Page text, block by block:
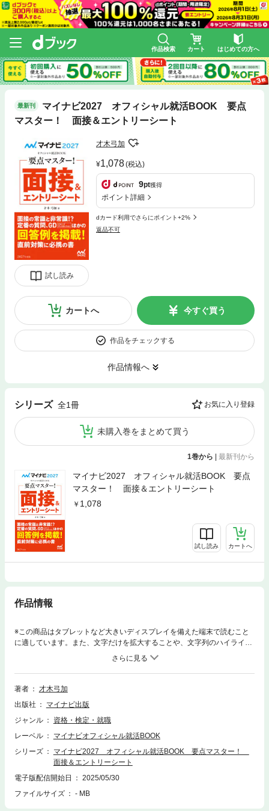
作品検索 カート はじめての方へ
最新刊
マイナビ2027 オフィシャル就活BOOK 要点
マスター！ 面接＆エントリーシート
試し読み
才木弓加
1,078(税込)
9pt獲得
ポイント詳細
dカード利用でさらにポイント+2%
返品不可
カートへ 今すぐ買う
作品をチェックする
作品情報へ
シリーズ 全1冊 お気に入り登録
未購入巻をまとめて買う
1巻から | 最新刊から
マイナビ2027 オフィシャル就活BOOK 要点
マスター！ 面接＆エントリーシート
1,078
試し読み カートへ
作品情報
※この商品はタブレットなど大きいディスプレイを備えた端末で読むこと
に適しています。また、文字だけを拡大することや、文字列のハイライ
ト、検索、辞書の参照、引用などの機能が使用できません。回答例が満
載！ 直前対策に必携の書就職情報サイト『マイナビ』で活躍中の就職アド
バイザー・才木弓加先生が、就職採用試験における面接＆エントリーシー
ト対策を伝授！採用試験で行なわれる面接試験の基本知識や質問に対する
策のポイントを分かりやすく解説。本番で役立つ回答例が多く掲載されて
いるので、面接試験の直前対策としても効果的です。第1章 面接の心得
番質問編第5章 企業に関する定番質問編第6章 時事問題に関する定番質
問編第7章 意図が分かりづらい定番質問編大学などでの就職対策セミナ
ーの講師を務めるかたわら、自ら就職塾『才木塾』を主宰し、直接学生へ
の指導にあたる。厳しい指導には定評があり、単なるノウハウではない、
本気のアドバイスが就活生を内定へと導く。就職情報誌などで執筆、監修
も務める。※この商品は固定レイアウト型の電子書籍です。※この商品はタ
著者
才木弓加
出版社
マイナビ出版
ジャンル
資格・検定・就職
レーベル
マイナビオフィシャル就活BOOK
シリーズ
マイナビ2027 オフィシャル就活BOOK 要点マスター！
面接＆エントリーシート
電子版配信開始日
2025/05/30
ファイルサイズ
- MB